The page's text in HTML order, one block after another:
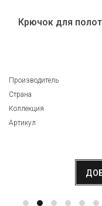
Крючок для
Производитель
Страна
Коллекция
Артикул